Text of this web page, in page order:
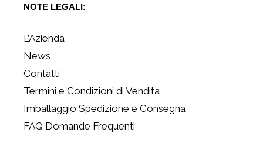
NOTE LEGALI:
L’Azienda
News
Contatti
Termini e Condizioni di Vendita
Imballaggio Spedizione e Consegna
FAQ Domande Frequenti